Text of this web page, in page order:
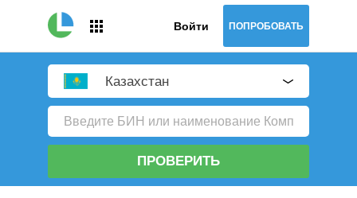
Войти ПОПРОБОВАТЬ
Казахстан
ПРОВЕРИТЬ